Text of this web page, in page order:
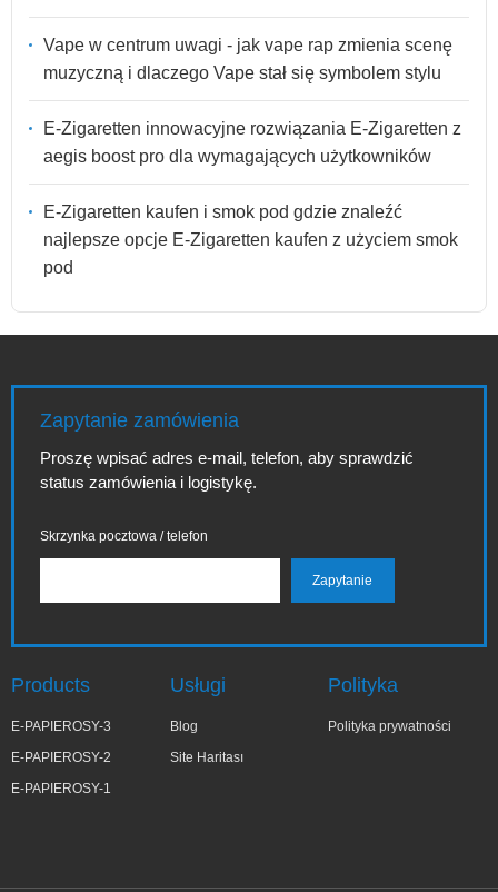
Vape w centrum uwagi - jak vape rap zmienia scenę
muzyczną i dlaczego Vape stał się symbolem stylu
E-Zigaretten innowacyjne rozwiązania E-Zigaretten z
aegis boost pro dla wymagających użytkowników
E-Zigaretten kaufen i smok pod gdzie znaleźć
najlepsze opcje E-Zigaretten kaufen z użyciem smok
pod
Zapytanie zamówienia
Proszę wpisać adres e-mail, telefon, aby sprawdzić
status zamówienia i logistykę.
Skrzynka pocztowa / telefon
Products
E-PAPIEROSY-3
E-PAPIEROSY-2
E-PAPIEROSY-1
Usługi
Blog
Site Haritası
Polityka
Polityka prywatności